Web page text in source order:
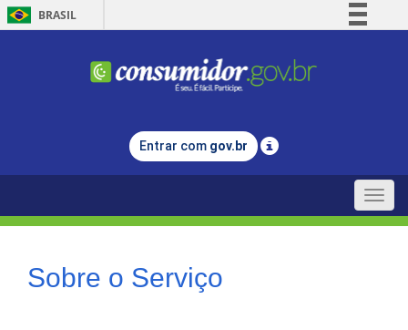
BRASIL
Comunica BR
Legislação
Entrar com gov.br
Toggle
Sobre o Serviço